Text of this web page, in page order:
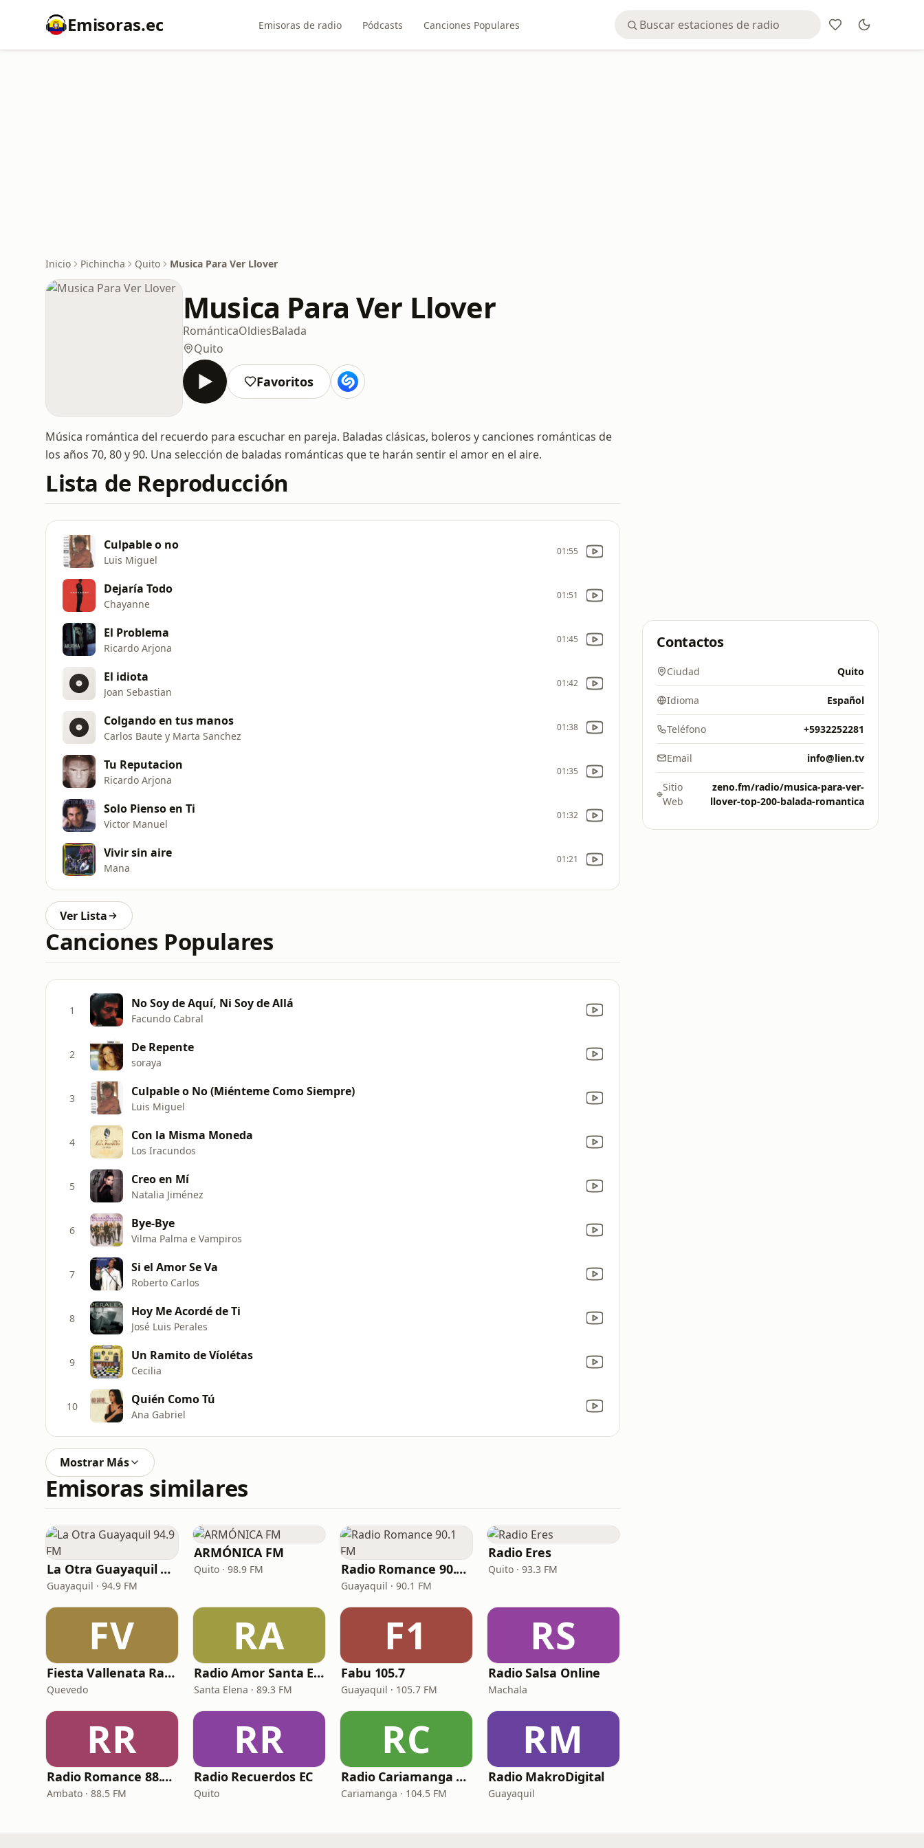
Emisoras.ec Emisoras de radio Pódcasts Canciones Populares
Inicio Pichincha Quito Musica Para Ver Llover
Musica Para Ver Llover
RománticaOldiesBalada
Quito
Favoritos
Música romántica del recuerdo para escuchar en pareja. Baladas clásicas, boleros y canciones románticas de
los años 70, 80 y 90. Una selección de baladas románticas que te harán sentir el amor en el aire.
Lista de Reproducción
Culpable o no
Luis Miguel
01:55
Dejaría Todo
Chayanne
01:51
El Problema
Ricardo Arjona
01:45
El idiota
Joan Sebastian
01:42
Colgando en tus manos
Carlos Baute y Marta Sanchez
01:38
Tu Reputacion
Ricardo Arjona
01:35
Solo Pienso en Ti
Victor Manuel
01:32
Vivir sin aire
Mana
01:21
Ver Lista
Canciones Populares
1 No Soy de Aquí, Ni Soy de Allá
Facundo Cabral
2 De Repente
soraya
3 Culpable o No (Miénteme Como Siempre)
Luis Miguel
4 Con la Misma Moneda
Los Iracundos
5 Creo en Mí
Natalia Jiménez
6 Bye-Bye
Vilma Palma e Vampiros
7 Si el Amor Se Va
Roberto Carlos
8 Hoy Me Acordé de Ti
José Luis Perales
9 Un Ramito de Víolétas
Cecilia
10 Quién Como Tú
Ana Gabriel
Mostrar Más
Emisoras similares
La Otra Guayaquil 94.9 FM
Guayaquil · 94.9 FM
ARMÓNICA FM
Quito · 98.9 FM Radio Romance 90.1 FM
Guayaquil · 90.1 FM
Radio Eres
Quito · 93.3 FM
FV
Fiesta Vallenata Radio
Quevedo
RA
Radio Amor Santa Elena
Santa Elena · 89.3 FM
F1
Fabu 105.7
Guayaquil · 105.7 FM
RS
Radio Salsa Online
Machala
RR
Radio Romance 88.5 FM
Ambato · 88.5 FM
RR
Radio Recuerdos EC
Quito
RC
Radio Cariamanga RC PLUS
Cariamanga · 104.5 FM
RM
Radio MakroDigital
Guayaquil
Contactos
Ciudad Quito
Idioma Español
Teléfono +5932252281
Email info@lien.tv
Sitio
Web
zeno.fm/radio/musica-para-ver-
llover-top-200-balada-romantica